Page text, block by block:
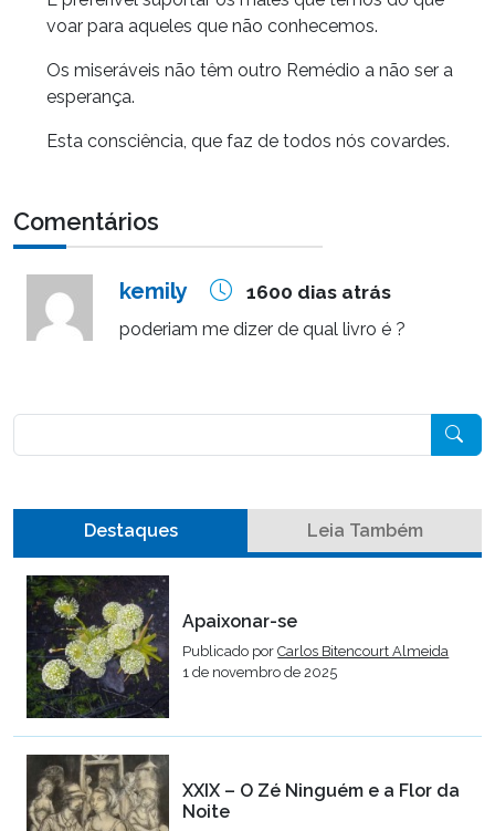
voar para aqueles que não conhecemos.
Os miseráveis não têm outro Remédio a não ser a
esperança.
Esta consciência, que faz de todos nós covardes.
Comentários
kemily 1600 dias atrás
poderiam me dizer de qual livro é ?
Destaques Leia Também
Apaixonar-se
Publicado porCarlos Bitencourt Almeida
1 de novembro de 2025
XXIX – O Zé Ninguém e a Flor da
Noite